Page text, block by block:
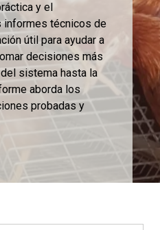
y el
informes técnicos de
útil para ayudar a
decisiones más
sistema hasta la
aborda los
probadas y